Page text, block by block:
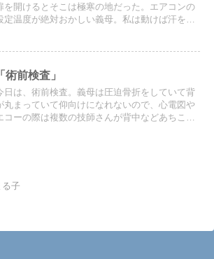
を開けるとそこは極寒の地だった。エアコンの
定温度が絶対おかしい義母。私は動けば汗をか
「術前検査」
日は、術前検査。義母は圧迫骨折をしていて背
丸まっていて仰向けになれないので、心電図や
コーの際は複数の技師さんが背中などあちこち
る子